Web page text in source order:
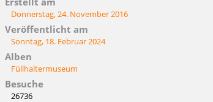
Donnerstag, 24. November 2016
Veröffentlicht am
Sonntag, 18. Februar 2024
Alben
Füllhaltermuseum
Besuche
26736